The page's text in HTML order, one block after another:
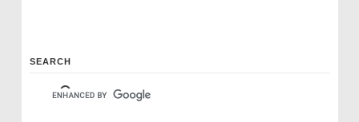
SEARCH